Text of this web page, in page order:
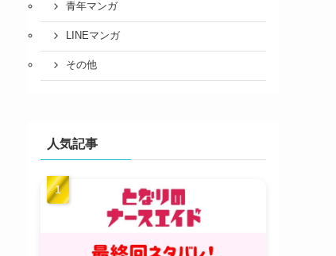
青年マンガ
LINEマンガ
その他
人気記事